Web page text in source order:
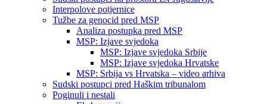
Interpolove potjernice
Tužbe za genocid pred MSP
Analiza postupka pred MSP
MSP: Izjave svjedoka
MSP: Izjave svjedoka Srbije
MSP: Izjave svjedoka Hrvatske
MSP: Srbija vs Hrvatska – video arhiva
Sudski postupci pred Haškim tribunalom
Poginuli i nestali